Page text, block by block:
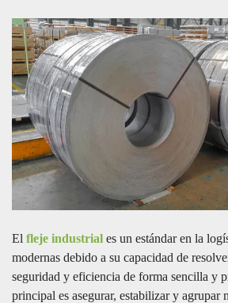
El fleje industrial es un estándar en la
modernas debido a su capacidad de
seguridad y eficiencia de forma sencilla y
principal es asegurar, estabilizar y agrupar